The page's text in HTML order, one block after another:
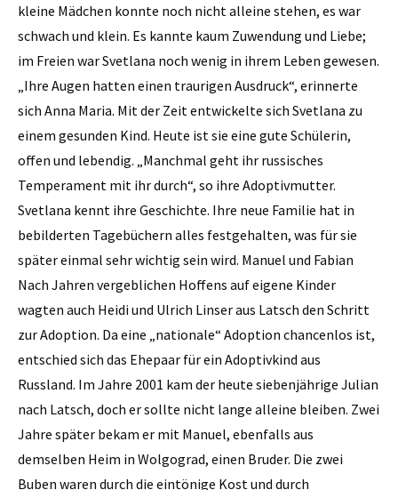
kleine Mädchen konnte noch nicht alleine stehen, es war
schwach und klein. Es kannte kaum Zuwendung und Liebe;
im Freien war Svetlana noch wenig in ihrem Leben gewesen.
„Ihre Augen hatten einen traurigen Ausdruck“, erinnerte
sich Anna Maria. Mit der Zeit entwickelte sich Svetlana zu
einem gesunden Kind. Heute ist sie eine gute Schülerin,
offen und lebendig. „Manchmal geht ihr russisches
Temperament mit ihr durch“, so ihre Adoptivmutter.
Svetlana kennt ihre Geschichte. Ihre neue Familie hat in
bebilderten Tagebüchern alles festgehalten, was für sie
später einmal sehr wichtig sein wird. Manuel und Fabian
Nach Jahren vergeblichen Hoffens auf eigene Kinder
wagten auch Heidi und Ulrich Linser aus Latsch den Schritt
zur Adoption. Da eine „nationale“ Adoption chancenlos ist,
entschied sich das Ehepaar für ein Adoptivkind aus
Russland. Im Jahre 2001 kam der heute siebenjährige Julian
nach Latsch, doch er sollte nicht lange alleine bleiben. Zwei
Jahre später bekam er mit Manuel, ebenfalls aus
demselben Heim in Wolgograd, einen Bruder. Die zwei
Buben waren durch die eintönige Kost und durch